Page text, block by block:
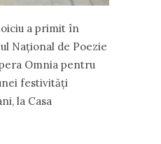
a primit în
Național de Poezie
Omnia pentru
festivități
la Casa